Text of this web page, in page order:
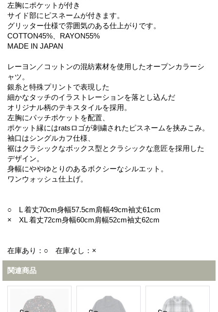
左胸にポケットが付き
サイド部にピスネームが付きます。
グリッター仕様で雰囲気のある仕上がりです。
COTTON45%、RAYON55%
MADE IN JAPAN
レーヨン／コットンの混紡素材を使用したオープンカラーシ
ャツ。
銀糸と特殊プリントで表現した
細かなタッチのイラストレーションを落とし込んだ
オリジナル柄のテキスタイルを採用。
左胸にパッチポケットを配置、
ポケット縁にはratsロゴが刺繍されたピスネームを挟みこみ。
袖口はシングルカフ仕様、
裾はクラシックなボックス型とクラシックな意匠を採用した
デザイン。
身幅にややゆとりのあるボクシーなシルエット。
ワンウォッシュ仕上げ。
○ L 着丈70cm身幅57.5cm肩幅49cm袖丈61cm
× XL 着丈72cm身幅60cm肩幅52cm袖丈62cm
在庫あり：○ 在庫なし：×
関連商品